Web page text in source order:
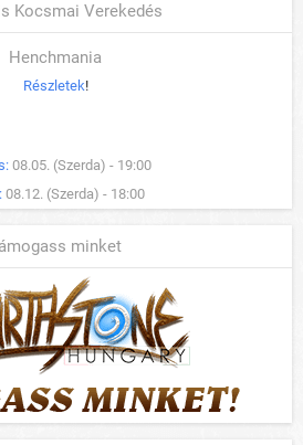
Kocsmai Verekedés
Henchmania
Részletek!
08.05. (Szerda) - 19:00
08.12. (Szerda) - 18:00
minket